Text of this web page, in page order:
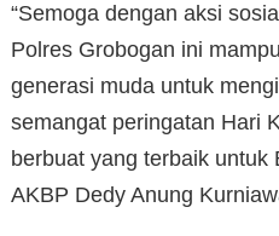
“Semoga dengan aksi
Polres Grobogan ini
generasi muda untuk
semangat peringatan Hari
berbuat yang terbaik untuk
AKBP Dedy Anung